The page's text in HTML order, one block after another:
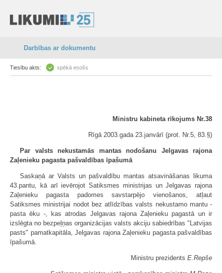
Darbības ar dokumentu
Tiesību akts: spēkā esošs
Ministru kabineta rīkojums Nr.38
Rīgā 2003.gada 23.janvārī (prot. Nr.5, 83.§)
Par valsts nekustamās mantas nodošanu Jelgavas rajona
Zaļenieku pagasta pašvaldības īpašumā
Saskaņā ar Valsts un pašvaldību mantas atsavināšanas likuma
43.pantu, kā arī ievērojot Satiksmes ministrijas un Jelgavas rajona
Zaļenieku pagasta padomes savstarpējo vienošanos, atļaut
Satiksmes ministrijai nodot bez atlīdzības valsts nekustamo mantu -
pasta ēku -, kas atrodas Jelgavas rajona Zaļenieku pagastā un ir
izslēgta no bezpeļņas organizācijas valsts akciju sabiedrības "Latvijas
pasts" pamatkapitāla, Jelgavas rajona Zaļenieku pagasta pašvaldības
īpašumā.
Ministru prezidents E.Repše